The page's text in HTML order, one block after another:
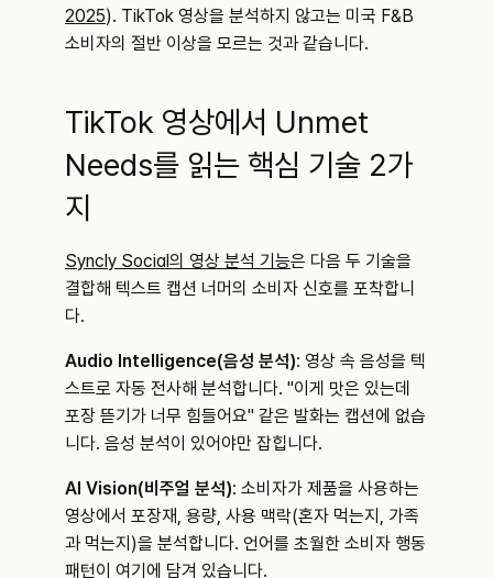
2025). TikTok 영상을 분석하지 않고는 미국 F&B
소비자의 절반 이상을 모르는 것과 같습니다.
TikTok 영상에서 Unmet
Needs를 읽는 핵심 기술 2가
지
Syncly Social의 영상 분석 기능은 다음 두 기술을
결합해 텍스트 캡션 너머의 소비자 신호를 포착합니
다.
Audio Intelligence(음성 분석): 영상 속 음성을 텍
스트로 자동 전사해 분석합니다. "이게 맛은 있는데
포장 뜯기가 너무 힘들어요" 같은 발화는 캡션에 없습
니다. 음성 분석이 있어야만 잡힙니다.
AI Vision(비주얼 분석): 소비자가 제품을 사용하는
영상에서 포장재, 용량, 사용 맥락(혼자 먹는지, 가족
과 먹는지)을 분석합니다. 언어를 초월한 소비자 행동
패턴이 여기에 담겨 있습니다.